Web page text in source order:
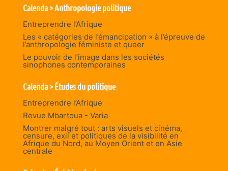
Calenda > Anthropologie politique
Entreprendre l’Afrique
Les « catégories de l’émancipation » à l’épreuve de
l’anthropologie féministe et queer
Le pouvoir de l’image dans les sociétés
sinophones contemporaines
Calenda > Études du politique
Entreprendre l’Afrique
Revue Mbartoua - Varia
Montrer malgré tout : arts visuels et cinéma,
censure, exil et politiques de la visibilité en
Afrique du Nord, au Moyen Orient et en Asie
centrale